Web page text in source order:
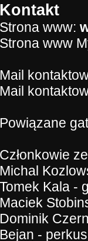
Kontakt
Strona www:
Strona www
Mail
Mail
Powiązane
Członkowie
Michal
Tomek Kala -
Maciek
Dominik
Bejan -